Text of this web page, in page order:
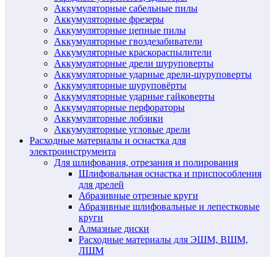
Аккумуляторные сабельные пилы
Аккумуляторные фрезеры
Аккумуляторные цепные пилы
Аккумуляторные гвоздезабиватели
Аккумуляторные краскораспылители
Аккумуляторные дрели шуруповерты
Аккумуляторные ударные дрели-шуруповерты
Аккумуляторные шуруповёрты
Аккумуляторные ударные гайковерты
Аккумуляторные перфораторы
Аккумуляторные лобзики
Аккумуляторные угловые дрели
Расходные материалы и оснастка для
электроинструмента
Для шлифования, отрезания и полирования
Шлифовальная оснастка и приспособления
для дрелей
Абразивные отрезные круги
Абразивные шлифовальные и лепестковые
круги
Алмазные диски
Расходные материалы для ЭШМ, ВШМ,
ЛШМ